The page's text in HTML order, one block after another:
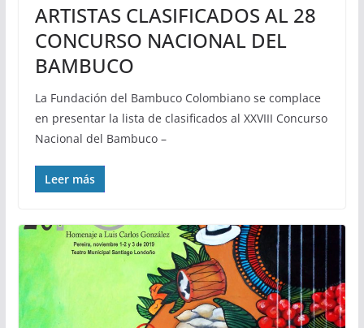
ARTISTAS CLASIFICADOS AL 28
CONCURSO NACIONAL DEL
BAMBUCO
La Fundación del Bambuco Colombiano se complace
en presentar la lista de clasificados al XXVIII Concurso
Nacional del Bambuco –
Leer más